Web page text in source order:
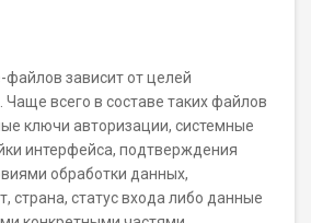
файлов зависит от целей
Чаще всего в составе таких файлов
ключи авторизации, системные
интерфейса, подтверждения
обработки данных,
страна, статус входа либо данные